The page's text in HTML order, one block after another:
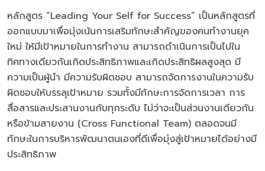
หลักสูตร “Leading Your Self for Success” เป็นหลักสูตรที่
ออกแบบมาเพื่อมุ่งเน้นการเสริมทักษะสำคัญของคนทำงานยุค
ใหม่ ให้มีเป้าหมายในการทำงาน สามารถดำเนินการเป็นไปใน
ทิศทางเดียวกันเกิดประสิทธิภาพและเกิดประสิทธิผลสูงสุด มี
ความเป็นผู้นำ มีความรับผิดชอบ สามารถจัดการงานในความรับ
ผิดชอบให้บรรลุเป้าหมาย รวมทั้งมีทักษะการจัดการเวลา การ
สื่อสารและประสานงานกับทุกระดับ ไม่ว่าจะเป็นส่วนงานเดียวกัน
หรือข้ามสายงาน (Cross Functional Team) ตลอดจนมี
ทักษะในการบริหารพัฒนาตนเองที่ดีเพื่อมุ่งสู่เป้าหมายได้อย่างมี
ประสิทธิภาพ